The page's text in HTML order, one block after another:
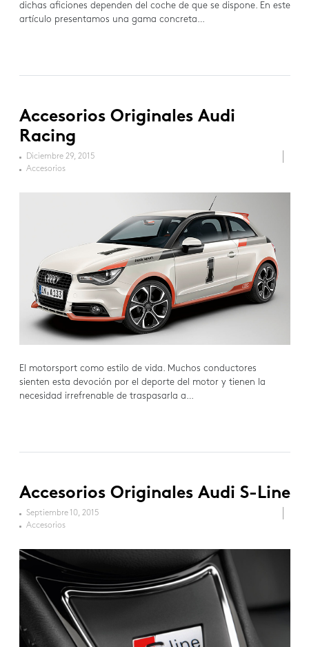
dichas aficiones dependen del coche de que se dispone. En este
artículo presentamos una gama concreta…
Accesorios Originales Audi
Racing
Diciembre 29, 2015
Accesorios
El motorsport como estilo de vida. Muchos conductores
sienten esta devoción por el deporte del motor y tienen la
necesidad irrefrenable de traspasarla a…
Accesorios Originales Audi S-Line
Septiembre 10, 2015
Accesorios